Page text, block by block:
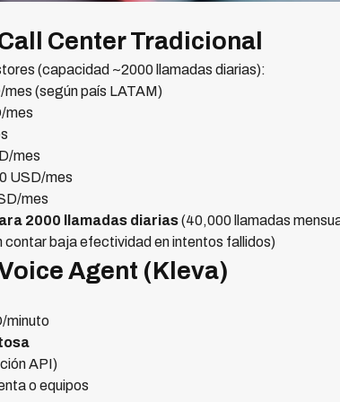
Center Tradicional
(capacidad ~2000 llamadas diarias):
(según país LATAM)
mes
mes
USD/mes
mes
2000 llamadas diarias(40,000 llamadas
contar baja efectividad en intentos fallidos)
Agent (Kleva)
minuto
API)
o equipos